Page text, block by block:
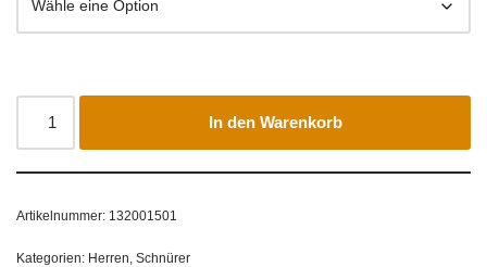
In den Warenkorb
Artikelnummer: 132001501
Kategorien: Herren Schnürer